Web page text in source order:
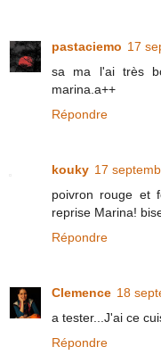
pastaciemo 17
sa ma l'ai très
marina.a++
Répondre
kouky 17
poivron rouge et
reprise Marina!
Répondre
Clemence 18
a tester...J'ai ce
Répondre